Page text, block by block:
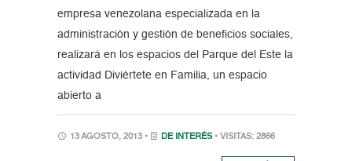
empresa venezolana especializada en la
administración y gestión de beneficios sociales,
realizará en los espacios del Parque del Este la
actividad Diviértete en Familia, un espacio
abierto a
13 AGOSTO, 2013 • DE INTERÉS • VISITAS: 2866